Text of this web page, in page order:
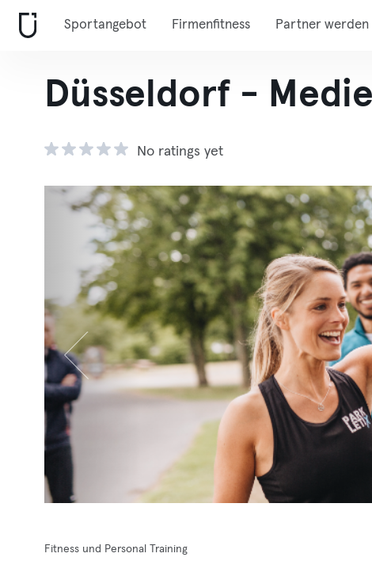
Sportangebot Firmenfitness Partner werden
Düsseldorf -
No ratings yet
Fitness und Personal Training